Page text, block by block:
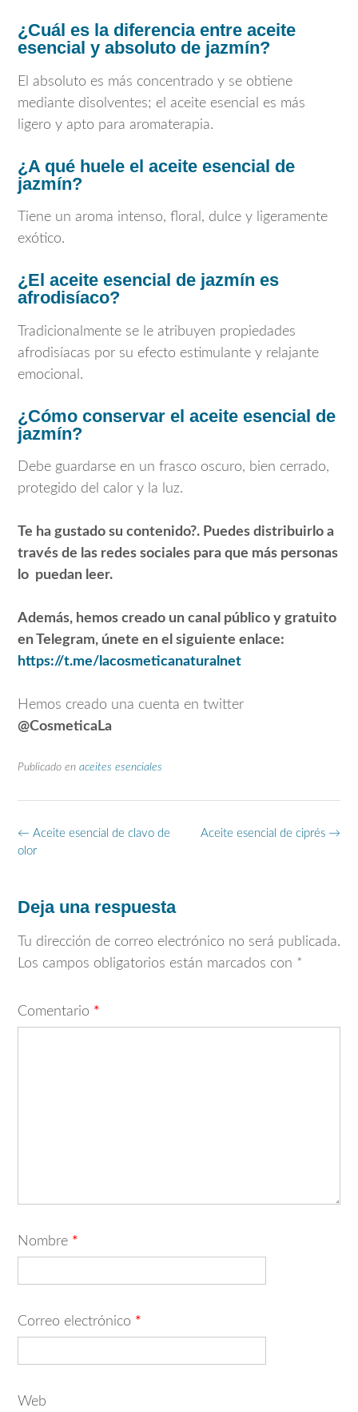
¿Cuál es la diferencia entre aceite
esencial y absoluto de jazmín?
El absoluto es más concentrado y se obtiene
mediante disolventes; el aceite esencial es más
ligero y apto para aromaterapia.
¿A qué huele el aceite esencial de
jazmín?
Tiene un aroma intenso, floral, dulce y ligeramente
exótico.
¿El aceite esencial de jazmín es
afrodisíaco?
Tradicionalmente se le atribuyen propiedades
afrodisíacas por su efecto estimulante y relajante
emocional.
¿Cómo conservar el aceite esencial de
jazmín?
Debe guardarse en un frasco oscuro, bien cerrado,
protegido del calor y la luz.
Te ha gustado su contenido?. Puedes distribuirlo a
través de las redes sociales para que más personas
lo puedan leer.
Además, hemos creado un canal público y gratuito
en Telegram, únete en el siguiente enlace:
https://t.me/lacosmeticanaturalnet
Hemos creado una cuenta en twitter
@CosmeticaLa
Publicado en aceites esenciales
Navegación
de
Aceite esencial de ciprés →
← Aceite esencial de clavo de
olor
Deja una respuesta
Tu dirección de correo electrónico no será publicada.
Los campos obligatorios están marcados con *
Comentario *
Nombre *
Correo electrónico *
Web